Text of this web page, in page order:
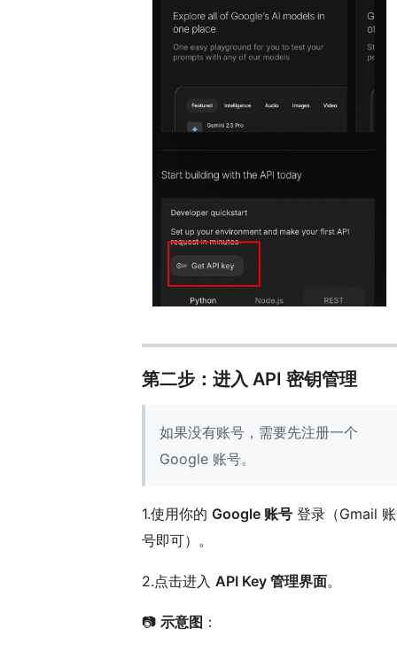
第二步：进入 API 密钥管理
如果没有账号，需要先注册一个
Google 账号。
1.使用你的 Google 账号 登录（Gmail 账
号即可）。
2.点击进入 API Key 管理界面。
📷 示意图 ：